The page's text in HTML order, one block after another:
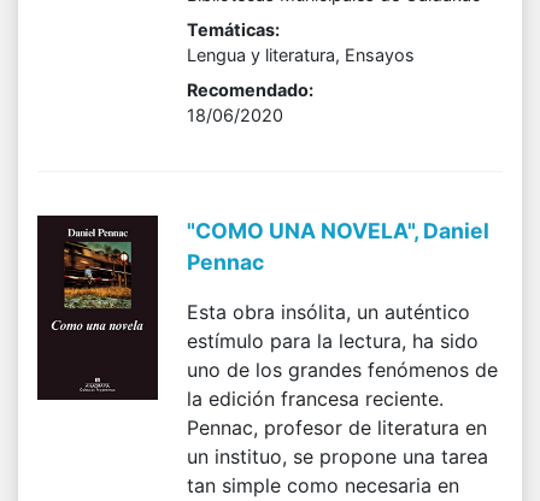
Temáticas:
Lengua y literatura, Ensayos
Recomendado:
18/06/2020
"COMO UNA NOVELA", Daniel
Pennac
Esta obra insólita, un auténtico
estímulo para la lectura, ha sido
uno de los grandes fenómenos de
la edición francesa reciente.
Pennac, profesor de literatura en
un instituo, se propone una tarea
tan simple como necesaria en